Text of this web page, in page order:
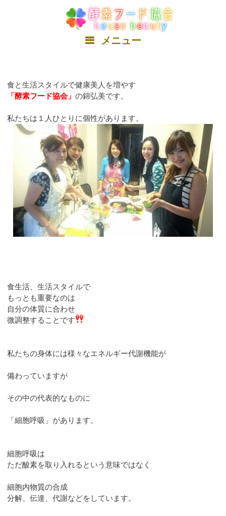
メニュー
食と生活スタイルで健康美人を増やす
「酵素フード協会」 の錦弘美です。
私たちは１人ひとりに個性があります。
食生活、生活スタイルで
もっとも重要なのは
自分の体質に合わせ
微調整することです
私たちの身体には様々なエネルギー代謝機能が
備わっていますが
その中の代表的なものに
「細胞呼吸」があります。
細胞呼吸は
ただ酸素を取り入れるという意味ではなく
細胞内物質の合成
分解、伝達、代謝などをしています。